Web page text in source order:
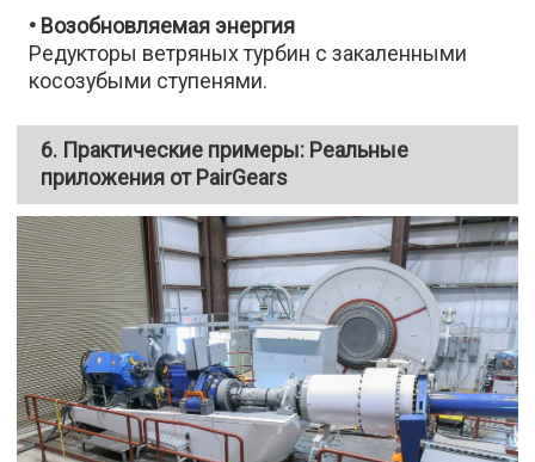
• Возобновляемая энергия
Редукторы ветряных турбин с закаленными
косозубыми ступенями.
6. Практические примеры: Реальные
приложения от PairGears